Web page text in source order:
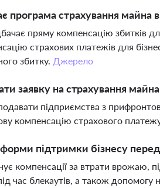
страхування майна
пряму компенсацію збитків
страхових платежів для
збитку. Джерело
заявку на страхування майна
підприємства з
компенсацію страхового
форми підтримки бізнесу
компенсації за втрати врожаю,
під час блекаутів, а також